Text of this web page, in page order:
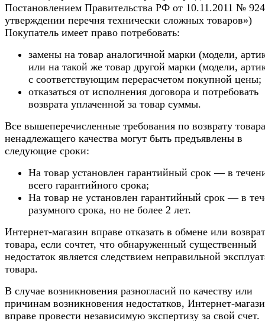
Постановлением Правительства РФ от 10.11.2011 №
утверждении перечня технически сложных товаров»)
Покупатель имеет право потребовать:
замены на товар аналогичной марки (модели,
или на такой же товар другой марки (модели,
с соответствующим перерасчетом покупной цены;
отказаться от исполнения договора и потребовать
возврата уплаченной за товар суммы.
Все вышеперечисленные требования по возврату товара
ненадлежащего качества могут быть предъявлены в
следующие сроки:
На товар установлен гарантийный срок — в
всего гарантийного срока;
На товар не установлен гарантийный срок — в
разумного срока, но не более 2 лет.
Интернет-магазин вправе отказать в обмене или
товара, если сочтет, что обнаруженный существенный
недостаток является следствием неправильной
товара.
В случае возникновения разногласий по качеству или
причинам возникновения недостатков, Интернет-
вправе провести независимую экспертизу за свой счет.